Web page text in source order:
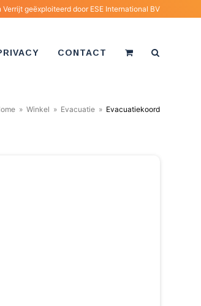
geëxploiteerd door ESE International BV
CONTACT
» Winkel » Evacuatie » Evacuatiekoord